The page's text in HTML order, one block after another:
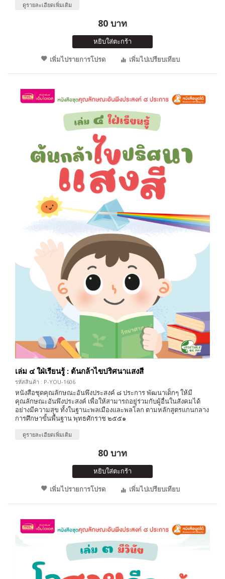
ดูรายละเอียดเพิ่มเติม
80 บาท
หยิบใส่ตะกร้า
เพิ่มไปรายการโปรด
เพิ่มไปเปรียบเทียบ
เล่ม ๔ ใฝ่เรียนรู้ : ต้นกล้าไขปริศนาแสงสี
รหัสสินค้า : P-YOU-1606
หนังสือชุดคุณลักษณะอันพึงประสงค์ ๘ ประการ พัฒนาเด็กๆ ให้มี
คุณลักษณะอันพึงประสงค์ เพื่อให้สามารถอยู่ร่วมกับผู้อื่นในสังคมได้
อย่างมีความสุข ทั้งในฐานะพลเมืองและพลโลก ตามหลักสูตรแกนกลาง
การศึกษาขั้นพื้นฐาน พุทธศักราช ๒๕๕๑
ดูรายละเอียดเพิ่มเติม
80 บาท
หยิบใส่ตะกร้า
เพิ่มไปรายการโปรด
เพิ่มไปเปรียบเทียบ